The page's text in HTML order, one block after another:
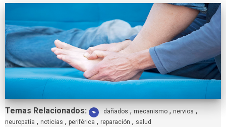
Temas Relacionados: Etiquetas:
dañados , mecanismo , nervios ,
neuropatía , noticias , periférica , reparación , salud